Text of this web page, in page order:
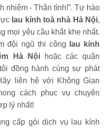
nhiệm - Thân tình!”. Tự hào
lau kính toà nhà Hà Nội,
mọi yêu cầu khắt khe nhất.
đội ngũ thi công
lau kính
Hà Nộihoặc các quận
đồng hành cùng sự phát
liên hệ với Không Gian
cách phục vụ chuyên
lý nhất!
cấp gói dịch vụ lau kính